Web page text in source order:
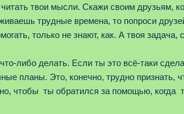
твои мысли. Скажи своим друзьям,
трудные времена, то попроси
только не знают, как. А твоя задача,
либо делать. Если ты это всё-таки
планы. Это, конечно, трудно признать,
чтобы ты обратился за помощью, когда